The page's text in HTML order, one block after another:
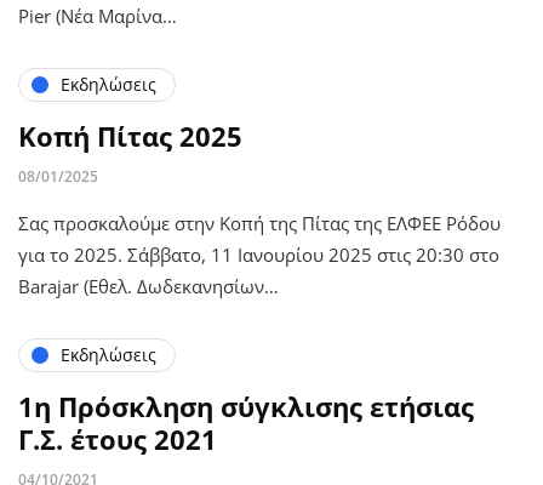
Pier (Νέα Μαρίνα…
Εκδηλώσεις
Κοπή Πίτας 2025
08/01/2025
Σας προσκαλούμε στην Κοπή της Πίτας της ΕΛΦΕΕ Ρόδου
για το 2025. Σάββατο, 11 Ιανουρίου 2025 στις 20:30 στο
Barajar (Εθελ. Δωδεκανησίων…
Εκδηλώσεις
1η Πρόσκληση σύγκλισης ετήσιας
Γ.Σ. έτους 2021
04/10/2021